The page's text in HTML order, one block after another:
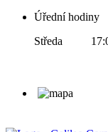
Úřední hodiny
Středa